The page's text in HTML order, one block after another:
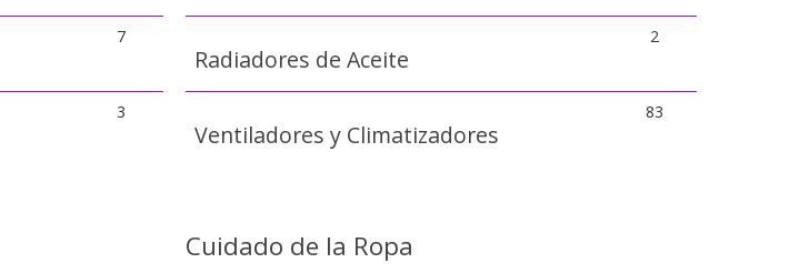
7
3
Radiadores de Aceite
2
Ventiladores y Climatizadores
83
Cuidado de la Ropa